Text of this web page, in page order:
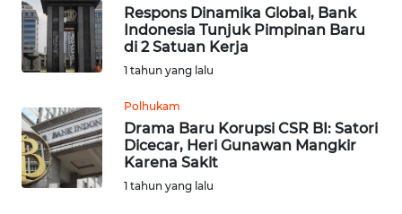
Respons Dinamika Global, Bank
Indonesia Tunjuk Pimpinan Baru
di 2 Satuan Kerja
1 tahun yang lalu
Polhukam
Drama Baru Korupsi CSR BI: Satori
Dicecar, Heri Gunawan Mangkir
Karena Sakit
1 tahun yang lalu
DISCLAIMER
Wahana
News
WN
SUMUT